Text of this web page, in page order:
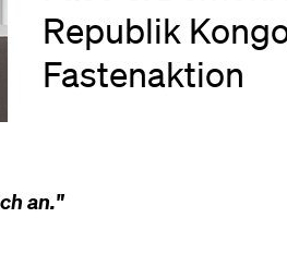
Republik
Fastenaktion
an."
Anmeldung und Zulassung